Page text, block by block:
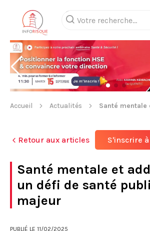
Accueil Actualités
Retour aux articles S'inscrire
Santé mentale et
un défi de santé
majeur
PUBLIÉ LE 11/02/2025